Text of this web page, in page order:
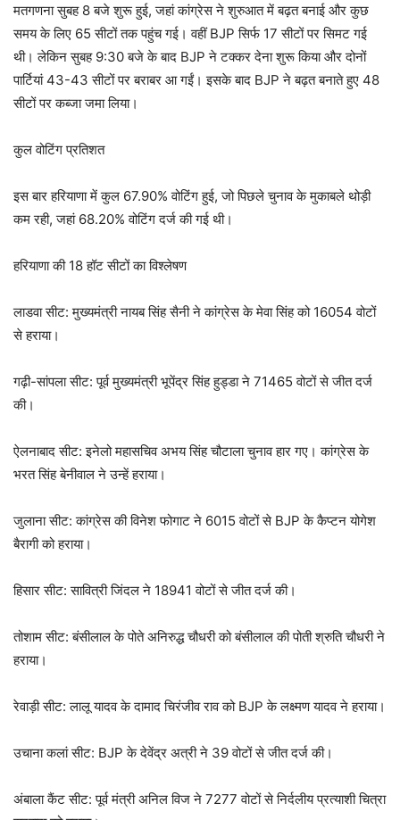
मतगणना सुबह 8 बजे शुरू हुई, जहां कांग्रेस ने शुरुआत में बढ़त बनाई और कुछ
समय के लिए 65 सीटों तक पहुंच गई। वहीं BJP सिर्फ 17 सीटों पर सिमट गई
थी। लेकिन सुबह 9:30 बजे के बाद BJP ने टक्कर देना शुरू किया और दोनों
पार्टियां 43-43 सीटों पर बराबर आ गईं। इसके बाद BJP ने बढ़त बनाते हुए 48
सीटों पर कब्जा जमा लिया।
कुल वोटिंग प्रतिशत
इस बार हरियाणा में कुल 67.90% वोटिंग हुई, जो पिछले चुनाव के मुकाबले थोड़ी
कम रही, जहां 68.20% वोटिंग दर्ज की गई थी।
हरियाणा की 18 हॉट सीटों का विश्लेषण
लाडवा सीट: मुख्यमंत्री नायब सिंह सैनी ने कांग्रेस के मेवा सिंह को 16054 वोटों
से हराया।
गढ़ी-सांपला सीट: पूर्व मुख्यमंत्री भूपेंद्र सिंह हुड्डा ने 71465 वोटों से जीत दर्ज
की।
ऐलनाबाद सीट: इनेलो महासचिव अभय सिंह चौटाला चुनाव हार गए। कांग्रेस के
भरत सिंह बेनीवाल ने उन्हें हराया।
जुलाना सीट: कांग्रेस की विनेश फोगाट ने 6015 वोटों से BJP के कैप्टन योगेश
बैरागी को हराया।
हिसार सीट: सावित्री जिंदल ने 18941 वोटों से जीत दर्ज की।
तोशाम सीट: बंसीलाल के पोते अनिरुद्ध चौधरी को बंसीलाल की पोती श्रुति चौधरी ने
हराया।
रेवाड़ी सीट: लालू यादव के दामाद चिरंजीव राव को BJP के लक्ष्मण यादव ने हराया।
उचाना कलां सीट: BJP के देवेंद्र अत्री ने 39 वोटों से जीत दर्ज की।
अंबाला कैंट सीट: पूर्व मंत्री अनिल विज ने 7277 वोटों से निर्दलीय प्रत्याशी चित्रा